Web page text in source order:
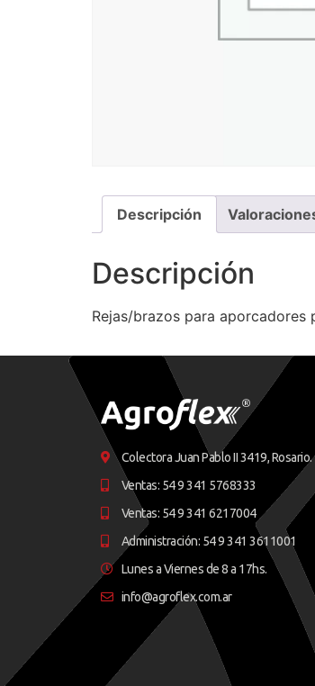
Descripción
Descripción
Rejas/brazos para
Colectora Juan Pablo II 3419, Rosario.
Ventas: 54 9 341 5768333
Ventas: 54 9 341 6217004
Administración: 54 9 341 3611001
Lunes a Viernes de 8 a 17hs.
info@agroflex.com.ar